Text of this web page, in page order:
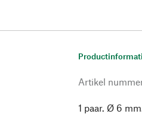
Artikel
1 paar. Ø 6